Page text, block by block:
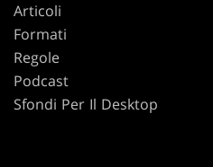
Articoli
Formati
Regole
Podcast
Sfondi Per Il Desktop